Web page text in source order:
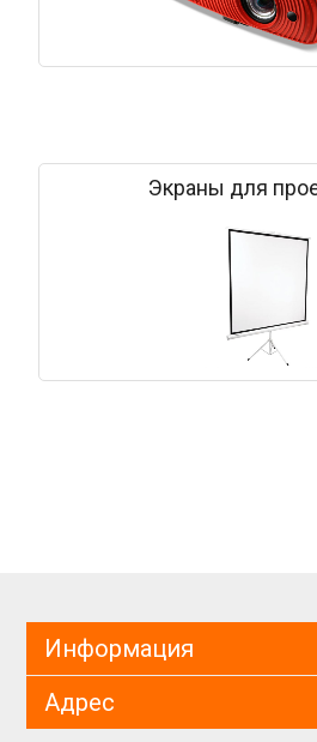
Экраны для
Информация
Адрес